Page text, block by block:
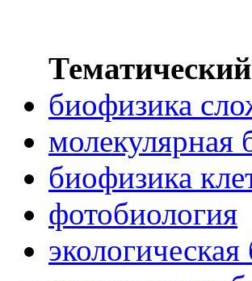
биофизика
молекулярная
биофизика
фотобиология